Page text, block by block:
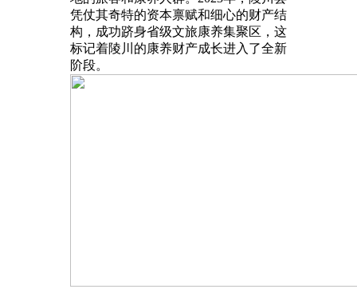
凭仗其奇特的资本禀赋和细心的财产结
构，成功跻身省级文旅康养集聚区，这
标记着陵川的康养财产成长进入了全新
阶段。